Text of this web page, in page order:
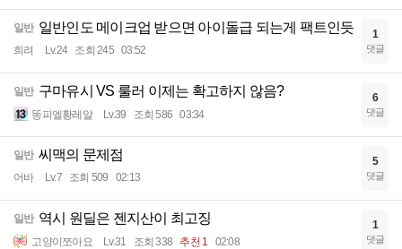
일반 일반인도 메이크업 받으면 아이돌급 되는게 팩트인듯
희려 Lv.24 조회 245 03:52
1
댓글
일반 구마유시 VS 룰러 이제는 확고하지 않음?
똥피엘황레알 Lv.39 조회 586 03:34
6
댓글
일반 씨맥의 문제점
어바 Lv.7 조회 509 02:13
5
댓글
일반 역시 원딜은 젠지산이 최고징
고양이쪼아요 Lv.31 조회 338 추천 1 02:08
1
댓글